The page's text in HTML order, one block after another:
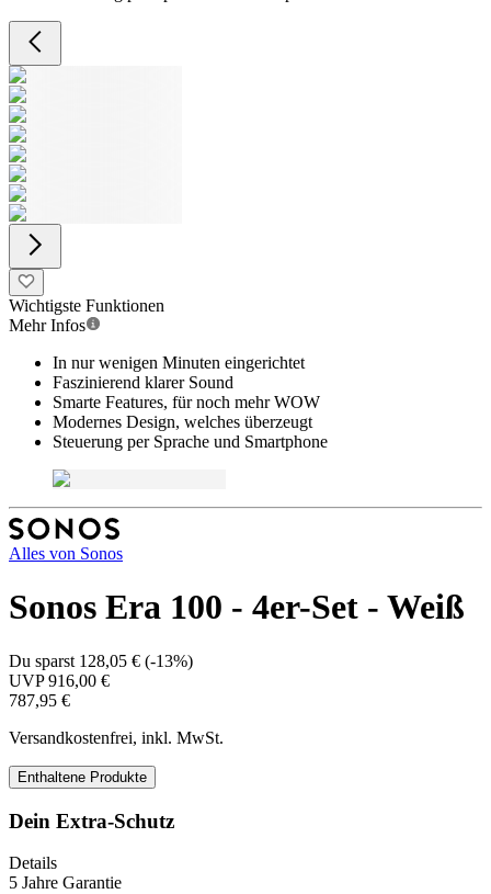
Wichtigste Funktionen
Mehr Infos
In nur wenigen Minuten eingerichtet
Faszinierend klarer Sound
Smarte Features, für noch mehr WOW
Modernes Design, welches überzeugt
Steuerung per Sprache und Smartphone
Alles von Sonos
Sonos Era 100 - 4er-Set - Weiß
Du sparst 128,05 € (-13%)
UVP916,00 €
787,95 €
Versandkostenfrei, inkl. MwSt.
Enthaltene Produkte
Dein Extra-Schutz
Details
5 Jahre Garantie